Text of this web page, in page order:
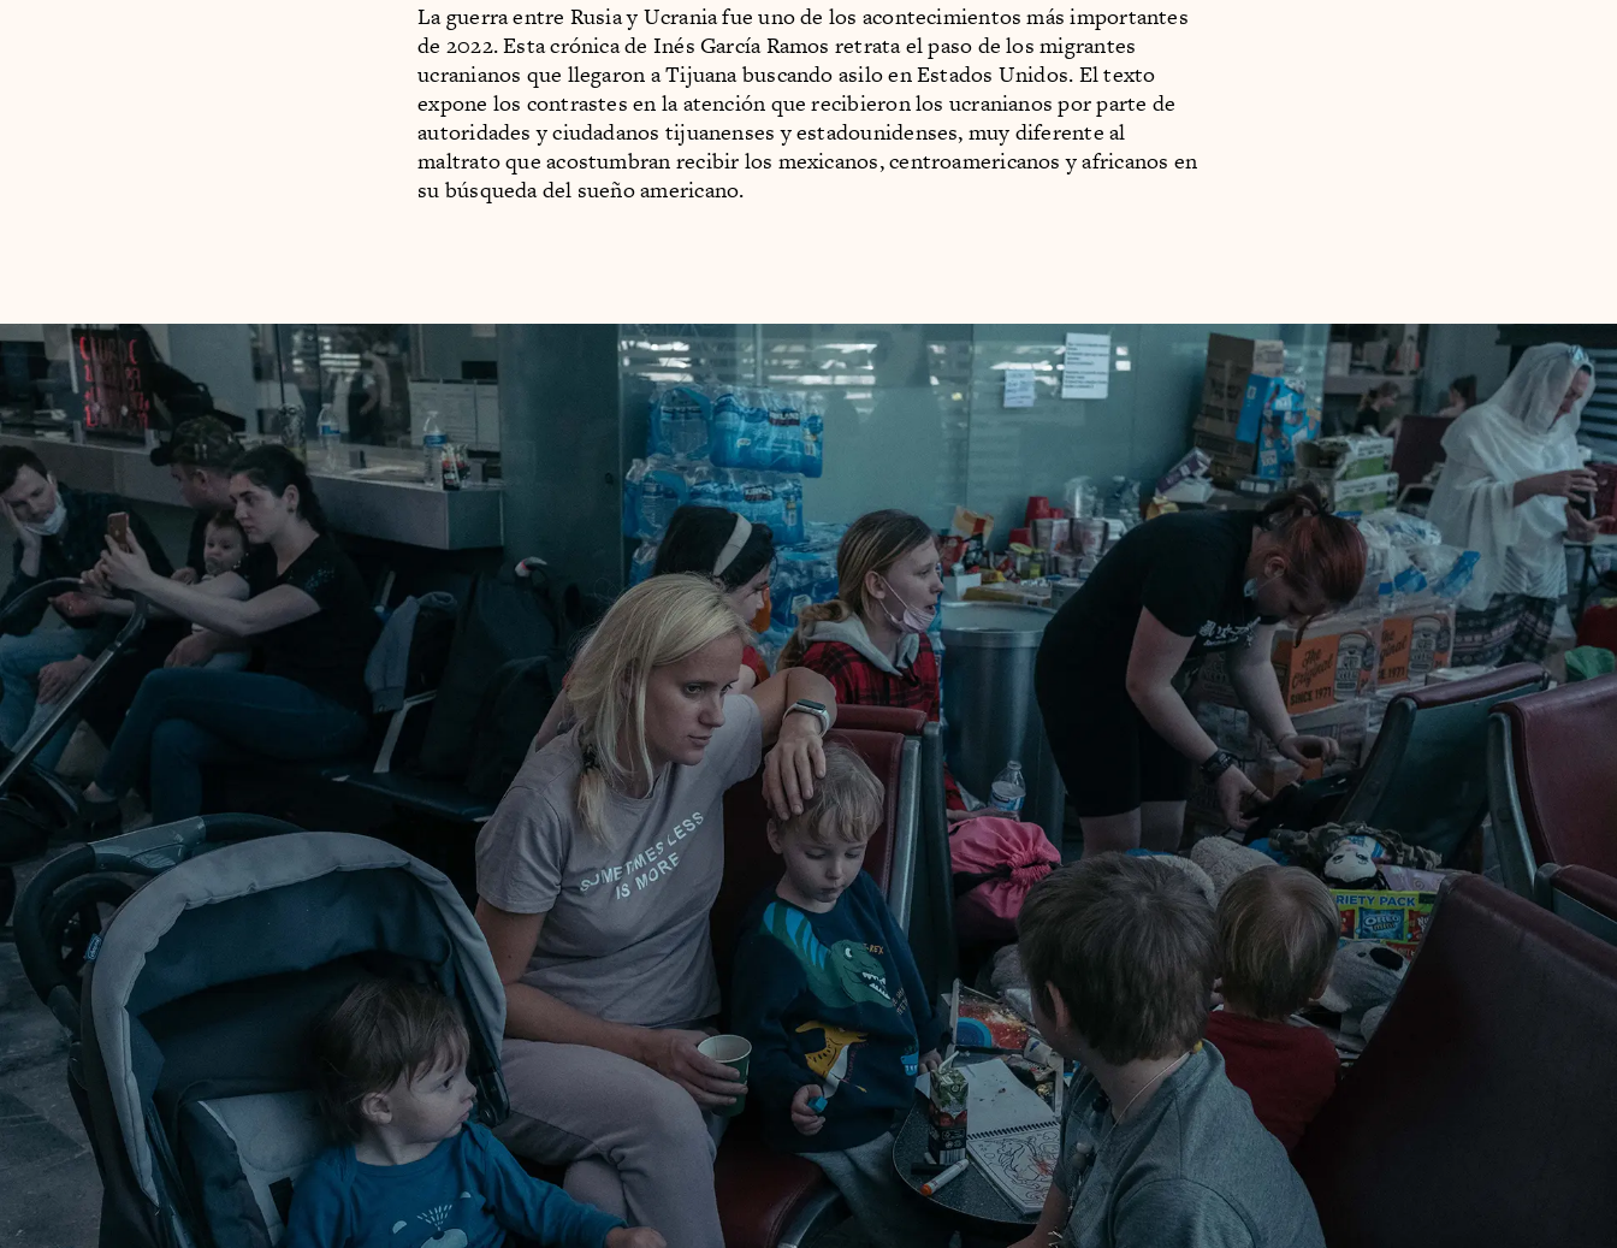
La guerra entre Rusia y Ucrania fue uno de los acontecimientos más importantes
de 2022. Esta crónica de Inés García Ramos retrata el paso de los migrantes
ucranianos que llegaron a Tijuana buscando asilo en Estados Unidos. El texto
expone los contrastes en la atención que recibieron los ucranianos por parte de
autoridades y ciudadanos tijuanenses y estadounidenses, muy diferente al
maltrato que acostumbran recibir los mexicanos, centroamericanos y africanos en
su búsqueda del sueño americano.